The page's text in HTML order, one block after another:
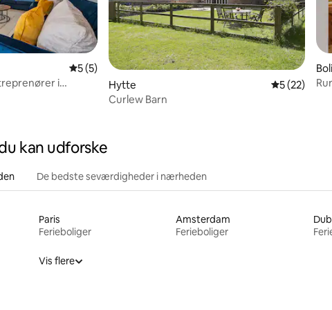
5 ud af 5 i gennemsnitlig bedømmelse, 5 omtaler
5 (5)
i
Hytte 5 ud af 5 i
5 (22)
Curlew Barn
kan udforske
De bedste seværdigheder i nærheden
Paris
Ferieboliger
Amsterdam
Ferieboliger
Vis flere